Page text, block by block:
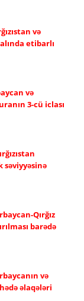
və
etibarlı
və
3-cü iclası
Qırğız
barədə
və
əlaqələri